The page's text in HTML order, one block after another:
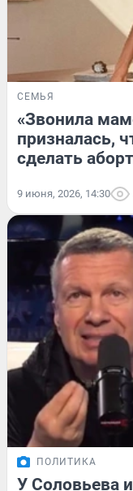
СЕМЬЯ
«Звонила
призналась,
сделать аборт
9 июня, 2026, 14:30
ПОЛИТИКА
У Соловьева